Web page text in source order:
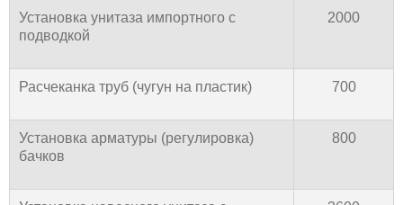
Установка унитаза импортного с
подводкой
2000
Расчеканка труб (чугун на пластик) 700
Установка арматуры (регулировка)
бачков
800